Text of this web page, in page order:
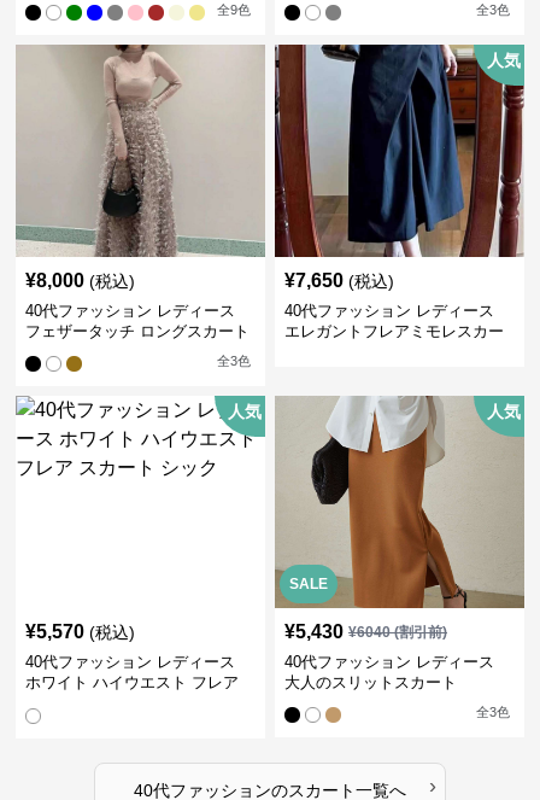
全9色 全3色
¥8,000 (税込)
40代ファッション レディース
フェザータッチ ロングスカート
全3色
人気
¥7,650 (税込)
40代ファッション レディース
エレガントフレアミモレスカー
人気
¥5,570 (税込)
40代ファッション レディース
ホワイト ハイウエスト フレア
SALE
人気
¥5,430 ¥6040(割引前)
40代ファッション レディース
大人のスリットスカート
全3色
40代ファッションのスカート一覧へ ›